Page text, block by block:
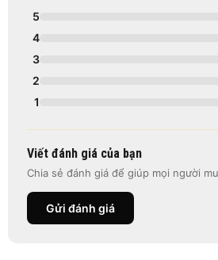
5
4
3
2
1
Viết đánh giá của bạn
Chia sẻ đánh giá để giúp mọi người
Gửi đánh giá